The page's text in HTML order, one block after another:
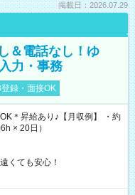
掲載日：2026.07.29
＆電話なし！ゆ
力・事務
録・面接OK
＊昇給あり♪【月収例】 ・約
× 20日）
くても安心！